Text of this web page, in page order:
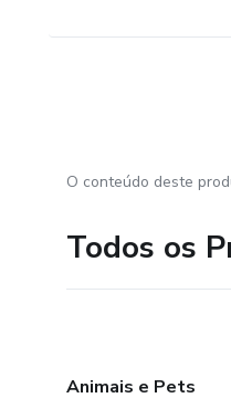
O conteúdo deste
Todos os
Animais e Pets